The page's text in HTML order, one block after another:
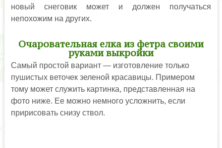
новый снеговик может и должен получаться
непохожим на других.
Очаровательная елка из фетра своими
руками выкройки
Самый простой вариант — изготовление только
пушистых веточек зеленой красавицы. Примером
тому может служить картинка, представленная на
фото ниже. Ее можно немного усложнить, если
пририсовать снизу ствол.